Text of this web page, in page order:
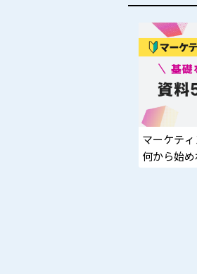
マーケティ
何から始